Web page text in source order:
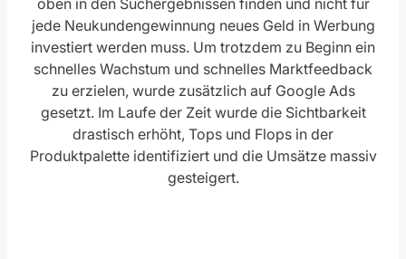
oben in den Suchergebnissen finden und nicht für
jede Neukundengewinnung neues Geld in Werbung
investiert werden muss. Um trotzdem zu Beginn ein
schnelles Wachstum und schnelles Marktfeedback
zu erzielen, wurde zusätzlich auf Google Ads
gesetzt. Im Laufe der Zeit wurde die Sichtbarkeit
drastisch erhöht, Tops und Flops in der
Produktpalette identifiziert und die Umsätze massiv
gesteigert.